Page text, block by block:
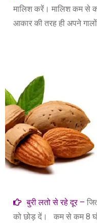
मालिश करें। मालिश कम से
आकार की तरह ही अपने
बुरी लतो से रहे दूर –
को छोड़ दें। कम से कम 8